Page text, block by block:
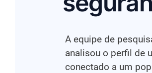
A equipe de
analisou o perfil de
conectado a um